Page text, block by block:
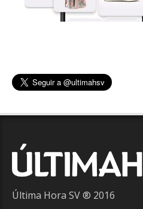
Última Hora SV ® 2016